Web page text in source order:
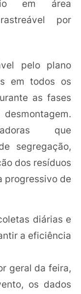
em área
por
pelo plano
em todos os
as fases
que
segregação,
dos resíduos
progressivo de
diárias e
a eficiência
geral da feira,
os dados